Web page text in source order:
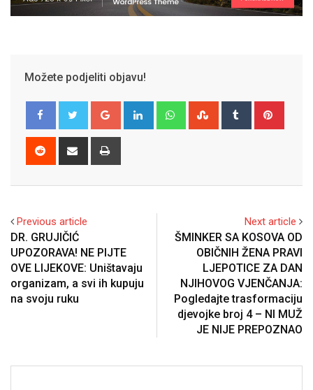
Možete podjeliti objavu!
Google+ LinkedIn WhatsappStumbleUpon
Tumblr
Reddit
Share
Previous article
DR. GRUJIČIĆ
UPOZORAVA! NE PIJTE
OVE LIJEKOVE: Uništavaju
organizam, a svi ih kupuju
na svoju ruku
Next article
ŠMINKER SA KOSOVA OD
OBIČNIH ŽENA PRAVI
LJEPOTICE ZA DAN
NJIHOVOG VJENČANJA:
Pogledajte trasformaciju
djevojke broj 4 – NI MUŽ
JE NIJE PREPOZNAO